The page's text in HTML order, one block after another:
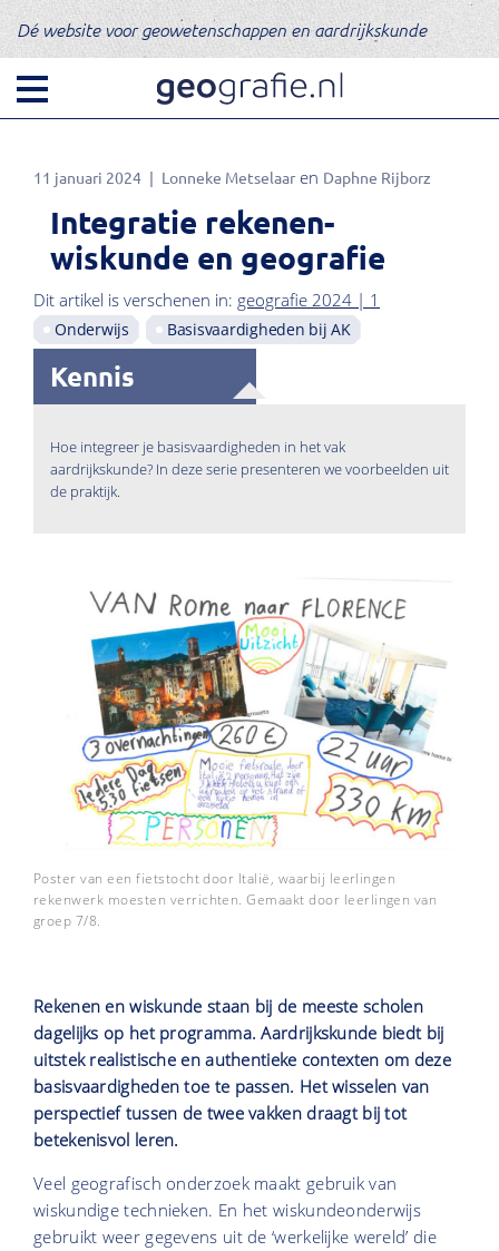
Dé website voor geowetenschappen en aardrijkskunde
11 januari 2024 Lonneke Metselaar Daphne Rijborz
Integratie rekenen-
wiskunde en geografie
Dit artikel is verschenen in: geografie 2024 | 1
Onderwijs Basisvaardigheden bij AK
Kennis
Hoe integreer je basisvaardigheden in het vak
aardrijkskunde? In deze serie presenteren we voorbeelden uit
de praktijk.
Poster van een fietstocht door Italië, waarbij leerlingen
rekenwerk moesten verrichten. Gemaakt door leerlingen van
groep 7/8.
Rekenen en wiskunde staan bij de meeste scholen
dagelijks op het programma. Aardrijkskunde biedt bij
uitstek realistische en authentieke contexten om deze
basisvaardigheden toe te passen. Het wisselen van
perspectief tussen de twee vakken draagt bij tot
betekenisvol leren.
Veel geografisch onderzoek maakt gebruik van
wiskundige technieken. En het wiskundeonderwijs
gebruikt weer gegevens uit de ‘werkelijke wereld’ die